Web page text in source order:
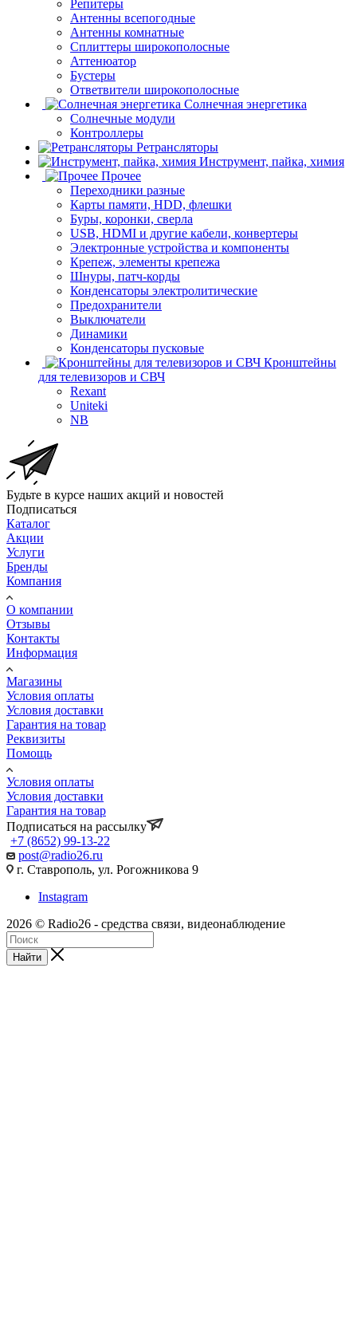
Репитеры
Антенны всепогодные
Антенны комнатные
Сплиттеры широкополосные
Аттенюатор
Бустеры
Ответвители широкополосные
Солнечная энергетика
Солнечные модули
Контроллеры
Ретрансляторы
Инструмент, пайка, химия
Прочее
Переходники разные
Карты памяти, HDD, флешки
Буры, коронки, сверла
USB, HDMI и другие кабели, конвертеры
Электронные устройства и компоненты
Крепеж, элементы крепежа
Шнуры, патч-корды
Конденсаторы электролитические
Предохранители
Выключатели
Динамики
Конденсаторы пусковые
Кронштейны
для телевизоров и СВЧ
Rexant
Uniteki
NB
Будьте в курсе наших акций и новостей
Подписаться
Каталог
Акции
Услуги
Бренды
Компания
О компании
Отзывы
Контакты
Информация
Магазины
Условия оплаты
Условия доставки
Гарантия на товар
Реквизиты
Помощь
Условия оплаты
Условия доставки
Гарантия на товар
Подписаться на рассылку
+7 (8652) 99-13-22
post@radio26.ru
г. Ставрополь, ул. Рогожникова 9
Instagram
2026 © Radio26 - средства связи, видеонаблюдение
Найти